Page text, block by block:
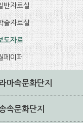
반자료실
술자료실
도자료
페이퍼
마속문화단지
속문화단지